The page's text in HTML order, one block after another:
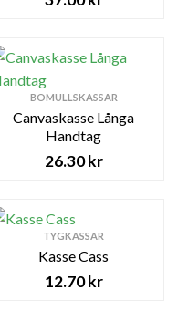
BOMULLSKASSAR
Canvaskasse Långa
Handtag
26.30kr
TYGKASSAR
Kasse Cass
12.70kr